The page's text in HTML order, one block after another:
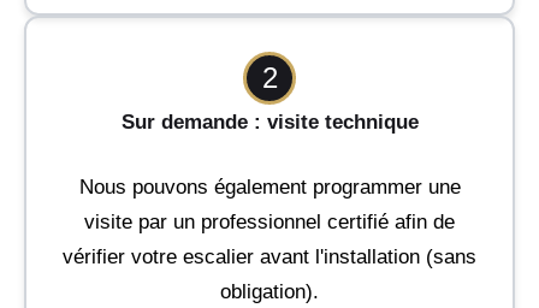
2
Sur demande : visite technique
Nous pouvons également programmer une
visite par un professionnel certifié afin de
vérifier votre escalier avant l'installation (sans
obligation).